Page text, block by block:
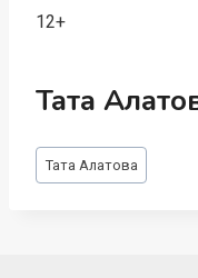
12+
Тата
Метки
записи:
Тата Алатова